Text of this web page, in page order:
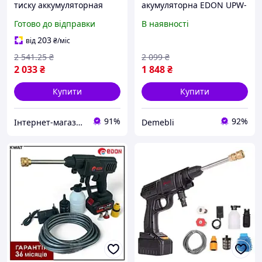
тиску аккумуляторная
21V 4Ah +ЗП
Готово до відправки
від203₴/міс
2 033₴
2 541.25 ₴
Купити
Інтернет-магазин Clothes-Mall 91%
акумуляторна EDON UPW-
1шт и зарядка, 4,0 Ач
В наявності
1 848₴
2 099 ₴
Купити
Demebli 92%